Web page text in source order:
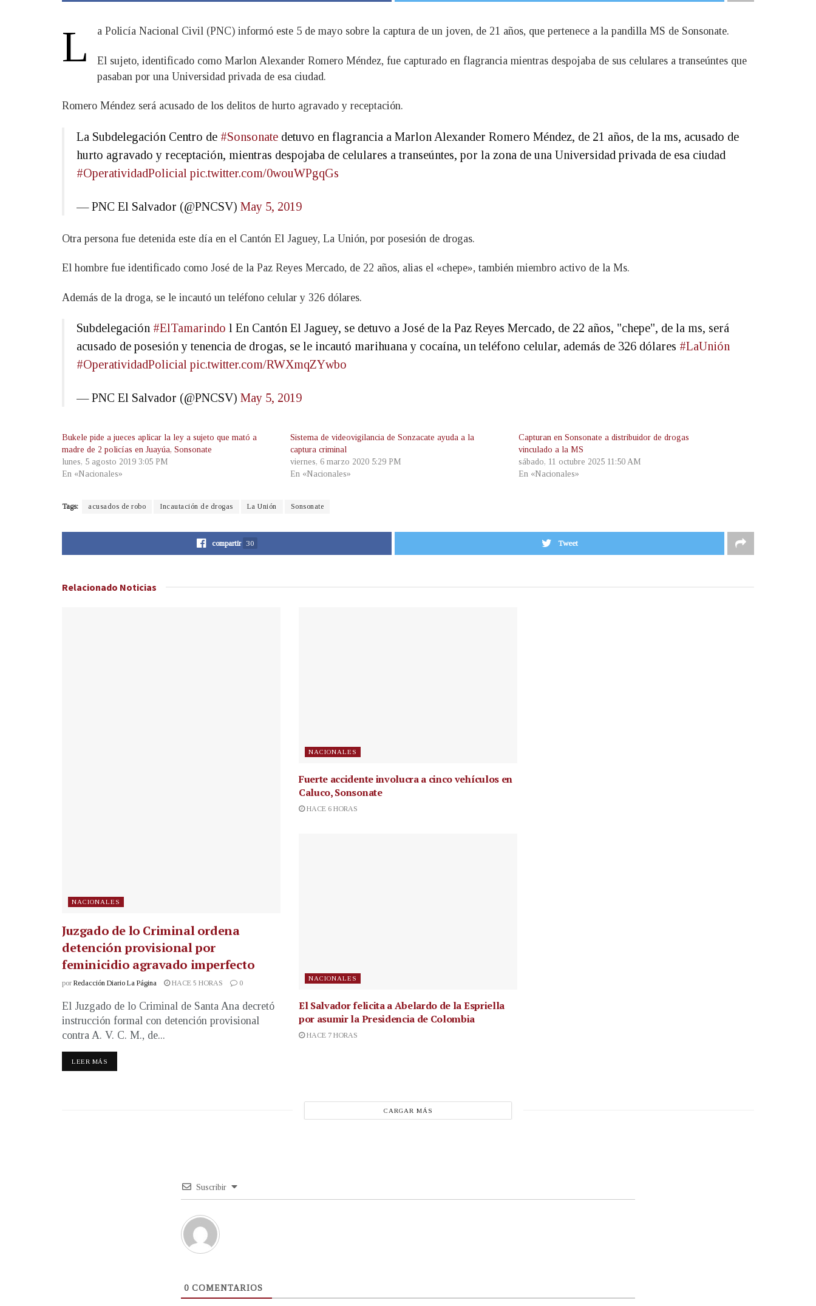
L a Policía Nacional Civil (PNC) informó este 5 de mayo sobre la captura de un joven, de 21 años, que pertenece a la pandilla MS de Sonsonate.
El sujeto, identificado como Marlon Alexander Romero Méndez, fue capturado en flagrancia mientras despojaba de sus celulares a transeúntes que
pasaban por una Universidad privada de esa ciudad.
Romero Méndez será acusado de los delitos de hurto agravado y receptación.
La Subdelegación Centro de #Sonsonate detuvo en flagrancia a Marlon Alexander Romero Méndez, de 21 años, de la ms, acusado de
hurto agravado y receptación, mientras despojaba de celulares a transeúntes, por la zona de una Universidad privada de esa ciudad
#OperatividadPolicial pic.twitter.com/0wouWPgqGs
— PNC El Salvador (@PNCSV) May 5, 2019
Otra persona fue detenida este día en el Cantón El Jaguey, La Unión, por posesión de drogas.
El hombre fue identificado como José de la Paz Reyes Mercado, de 22 años, alias el «chepe», también miembro activo de la Ms.
Además de la droga, se le incautó un teléfono celular y 326 dólares.
Subdelegación #ElTamarindo l En Cantón El Jaguey, se detuvo a José de la Paz Reyes Mercado, de 22 años, "chepe", de la ms, será
acusado de posesión y tenencia de drogas, se le incautó marihuana y cocaína, un teléfono celular, además de 326 dólares #LaUnión
#OperatividadPolicial pic.twitter.com/RWXmqZYwbo
— PNC El Salvador (@PNCSV) May 5, 2019
Bukele pide a jueces aplicar la ley a sujeto que mató a
madre de 2 policías en Juayúa, Sonsonate
lunes, 5 agosto 2019 3:05 PM
En «Nacionales»
Sistema de videovigilancia de Sonzacate ayuda a la
captura criminal
viernes, 6 marzo 2020 5:29 PM
En «Nacionales»
Capturan en Sonsonate a distribuidor de drogas
vinculado a la MS
sábado, 11 octubre 2025 11:50 AM
En «Nacionales»
Tags: acusados de robo Incautación de drogas La Unión Sonsonate
compartir 30 Tweet
Relacionado Noticias
NACIONALES
Juzgado de lo Criminal ordena
detención provisional por
feminicidio agravado imperfecto
por Redacción Diario La Página HACE 5 HORAS 0
El Juzgado de lo Criminal de Santa Ana decretó
instrucción formal con detención provisional
contra A. V. C. M., de...
LEER MÁS
NACIONALES
Fuerte accidente involucra a cinco vehículos en
Caluco, Sonsonate
HACE 6 HORAS
NACIONALES
El Salvador felicita a Abelardo de la Espriella
por asumir la Presidencia de Colombia
HACE 7 HORAS
CARGAR MÁS
Suscribir
0 COMENTARIOS